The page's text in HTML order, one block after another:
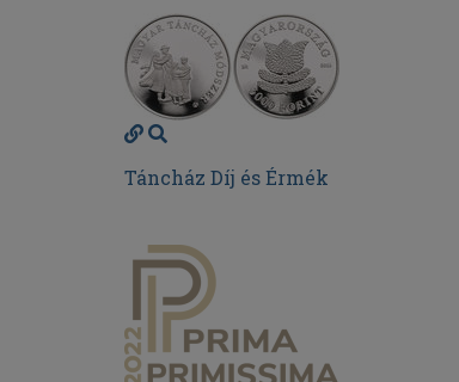
Táncház Díj és Érmék